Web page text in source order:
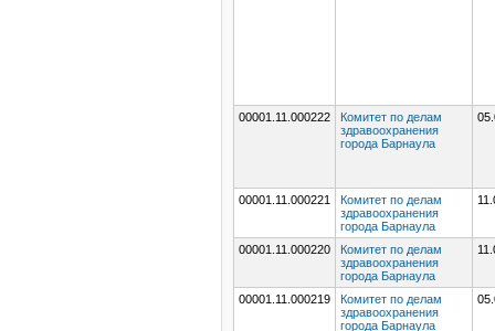
00001.11.000222
Комитет по делам
здравоохранения
города Барнаула
00001.11.000221
Комитет по делам
здравоохранения
города Барнаула
00001.11.000220
Комитет по делам
здравоохранения
города Барнаула
00001.11.000219
Комитет по делам
здравоохранения
города Барнаула